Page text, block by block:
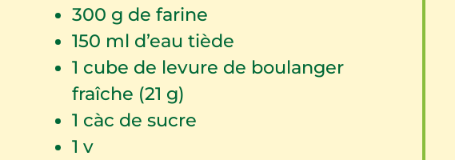
300 g de farine
150 ml d’eau tiède
1 cube de levure de boulanger
fraîche (21 g)
1 càc de sucre
1 v